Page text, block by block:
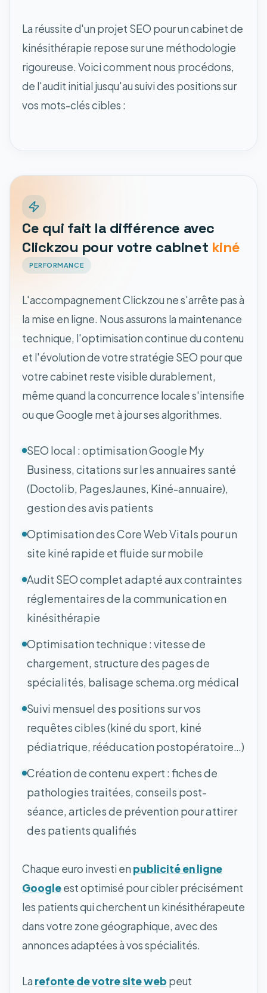
La réussite d'un projet SEO pour un cabinet de
kinésithérapie repose sur une méthodologie
rigoureuse. Voici comment nous procédons,
de l'audit initial jusqu'au suivi des positions sur
vos mots-clés cibles :
Ce qui fait la différence avec
Clickzou pour votre cabinet kiné
PERFORMANCE
L'accompagnement Clickzou ne s'arrête pas à
la mise en ligne. Nous assurons la maintenance
technique, l'optimisation continue du contenu
et l'évolution de votre stratégie SEO pour que
votre cabinet reste visible durablement,
même quand la concurrence locale s'intensifie
ou que Google met à jour ses algorithmes.
SEO local : optimisation Google My
Business, citations sur les annuaires santé
(Doctolib, PagesJaunes, Kiné-annuaire),
gestion des avis patients
Optimisation des Core Web Vitals pour un
site kiné rapide et fluide sur mobile
Audit SEO complet adapté aux contraintes
réglementaires de la communication en
kinésithérapie
Optimisation technique : vitesse de
chargement, structure des pages de
spécialités, balisage schema.org médical
Suivi mensuel des positions sur vos
requêtes cibles (kiné du sport, kiné
pédiatrique, rééducation postopératoire…)
Création de contenu expert : fiches de
pathologies traitées, conseils post-
séance, articles de prévention pour attirer
des patients qualifiés
Chaque euro investi en publicité en ligne
Googleest optimisé pour cibler précisément
les patients qui cherchent un kinésithérapeute
dans votre zone géographique, avec des
annonces adaptées à vos spécialités.
La refonte de votre site web peut